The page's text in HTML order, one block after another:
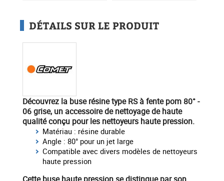
DÉTAILS SUR LE PRODUIT
Découvrez la buse résine type RS à fente pom 80° -
06 grise, un accessoire de nettoyage de haute
qualité conçu pour les nettoyeurs haute pression.
Matériau : résine durable
Angle : 80° pour un jet large
Compatible avec divers modèles de nettoyeurs
haute pression